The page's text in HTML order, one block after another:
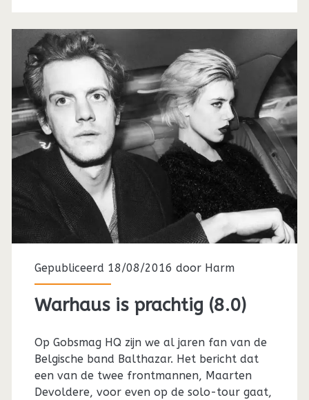
Gepubliceerd 18/08/2016 door Harm
Warhaus is prachtig (8.0)
Op Gobsmag HQ zijn we al jaren fan van de
Belgische band Balthazar. Het bericht dat
een van de twee frontmannen, Maarten
Devoldere, voor even op de solo-tour gaat,